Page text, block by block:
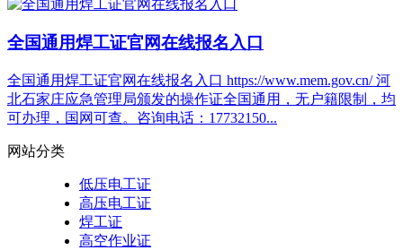
全国通用焊工证官网在线报名入口
全国通用焊工证官网在线报名入口 https://www.mem.gov.cn/ 河
北石家庄应急管理局颁发的操作证全国通用，无户籍限制，均
可办理，国网可查。咨询电话：17732150...
网站分类
低压电工证
高压电工证
焊工证
高空作业证